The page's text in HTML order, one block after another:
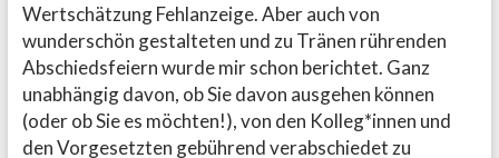
Wertschätzung Fehlanzeige. Aber auch von
wunderschön gestalteten und zu Tränen rührenden
Abschiedsfeiern wurde mir schon berichtet. Ganz
unabhängig davon, ob Sie davon ausgehen können
(oder ob Sie es möchten!), von den Kolleg*innen und
den Vorgesetzten gebührend verabschiedet zu